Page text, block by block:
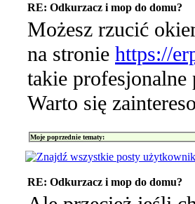
RE: Odkurzacz i mop do domu?
Możesz rzucić
na stronie https://
takie profesjonalne
Warto się
Moje poprzednie tematy:
RE: Odkurzacz i mop do domu?